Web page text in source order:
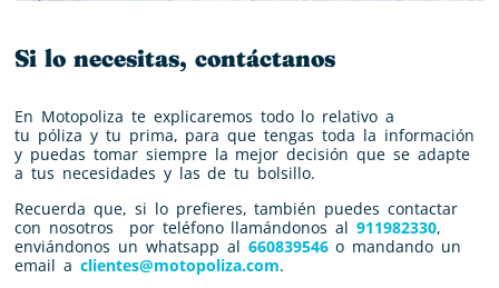
Si lo necesitas, contáctanos
En Motopoliza te explicaremos todo lo relativo a
tu póliza y tu prima, para que tengas toda la información
y puedas tomar siempre la mejor decisión que se adapte
a tus necesidades y las de tu bolsillo.
Recuerda que, si lo prefieres, también puedes contactar
con nosotros por teléfono llamándonos al911982330,
enviándonos un whatsapp al 660839546o mandando un
email a clientes@motopoliza.com.